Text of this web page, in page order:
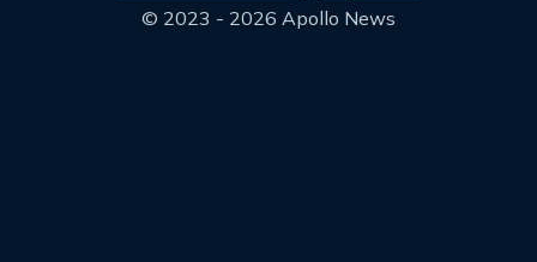
© 2023 - 2026 Apollo News